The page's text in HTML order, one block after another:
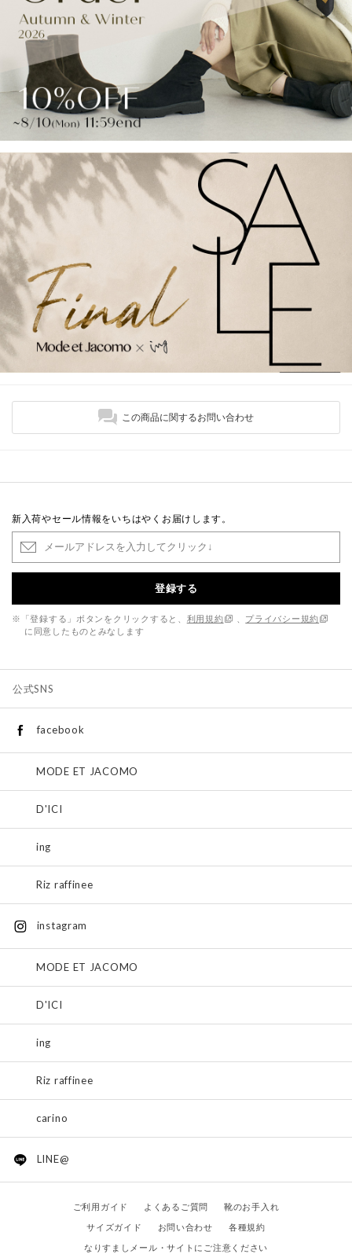
この商品に関するお問い合わせ
新入荷やセール情報をいちはやくお届けします。
登録する
※「登録する」ボタンをクリックすると、 利用規約
プライバシー規約
に同意したものとみなします
公式SNS
facebook
MODE ET JACOMO
D'ICI
ing
Riz raffinee
instagram
MODE ET JACOMO
D'ICI
ing
Riz raffinee
carino
LINE@
ご利用ガイド よくあるご質問
靴のお手入れ
サイズガイド
お問い合わせ
各種規約
なりすましメール・サイトにご注意ください